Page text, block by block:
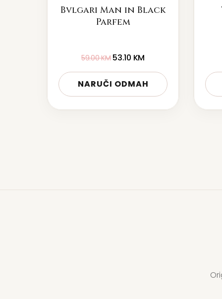
Bvlgari Man in Black
Parfem
59.00KM 53.10 KM
NARUČI ODMAH